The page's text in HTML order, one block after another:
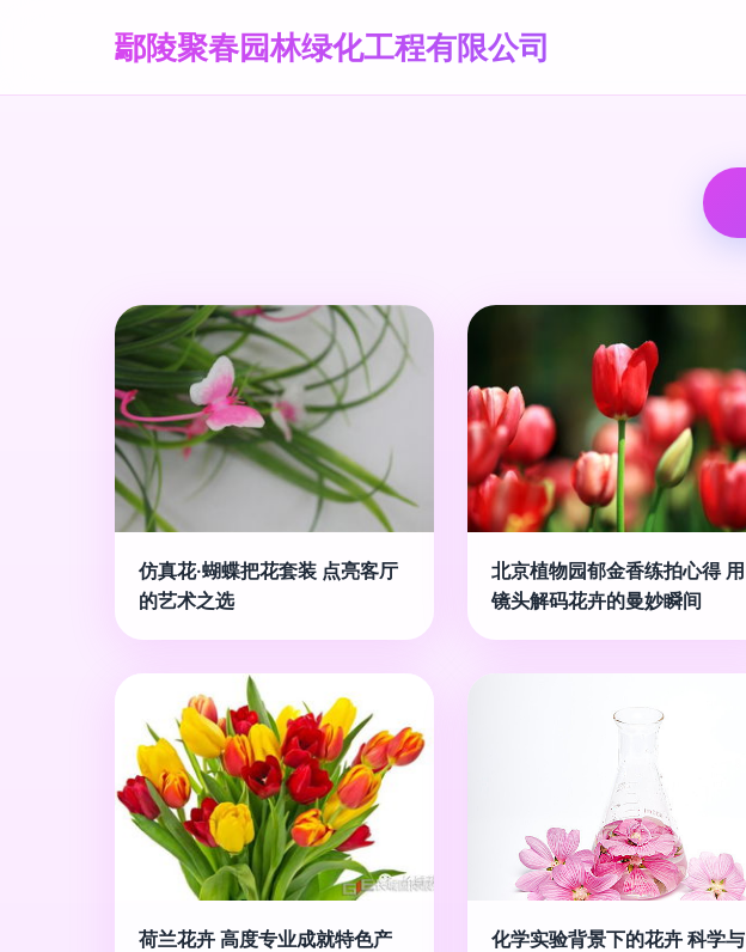
鄢陵聚春园林绿化工程有限公司
仿真花·蝴蝶把花套装 点亮客厅
的艺术之选
北京植物园郁金香练拍心得 用
镜头解码花卉的曼妙瞬间
荷兰花卉 高度专业成就特色产
化学实验背景下的花卉 科学与